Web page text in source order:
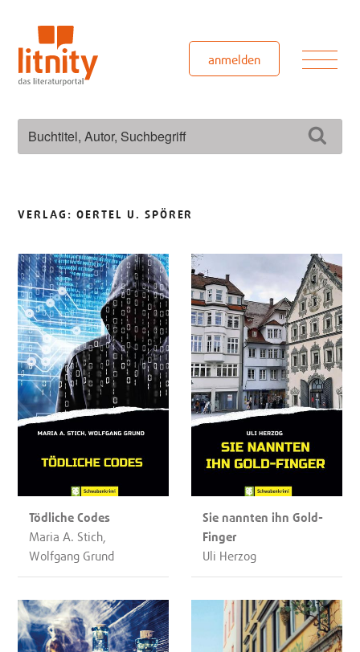
springen
anmelden
VERLAG:OERTEL U. SPÖRER
Tödliche Codes
Maria A. Stich,
Wolfgang Grund
Sie nannten ihn Gold-
Finger
Uli Herzog